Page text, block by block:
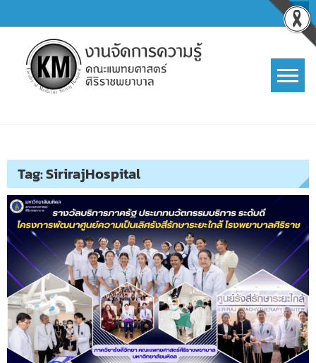
to
content
Tag:SirirajHospital